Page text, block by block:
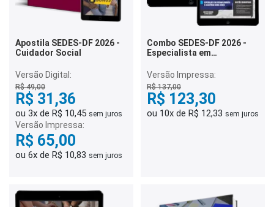
Apostila SEDES-DF 2026 -
Cuidador Social
Versão Digital:
R$ 49,00
R$ 31,36
ou 3x de R$ 10,45 sem juros
Versão Impressa:
R$ 65,00
ou 6x de R$ 10,83 sem juros
Combo SEDES-DF 2026 -
Especialista em
Assistência Social (EDAS) -
Nutrição
Versão Impressa:
R$ 137,00
R$ 123,30
ou 10x de R$ 12,33 sem juros